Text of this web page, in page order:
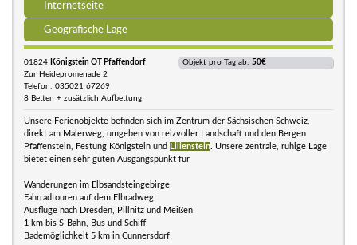
Internetseite
Geografische Lage
01824 Königstein OT Pfaffendorf
Zur Heidepromenade 2
Telefon: 035021 67269
8 Betten + zusätzlich Aufbettung
Objekt pro Tag ab: 50€
Unsere Ferienobjekte befinden sich im Zentrum der Sächsischen Schweiz,
direkt am Malerweg, umgeben von reizvoller Landschaft und den Bergen
Pfaffenstein, Festung Königstein und Lilienstein . Unsere zentrale, ruhige Lage
bietet einen sehr guten Ausgangspunkt für
Wanderungen im Elbsandsteingebirge
Fahrradtouren auf dem Elbradweg
Ausflüge nach Dresden, Pillnitz und Meißen
1 km bis S-Bahn, Bus und Schiff
Bademöglichkeit 5 km in Cunnersdorf